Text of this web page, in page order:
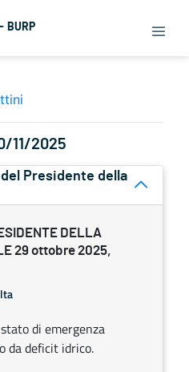
BURP
11/2025
Presidente della
DELLA
29 ottobre 2025,
di emergenza
da deficit idrico.